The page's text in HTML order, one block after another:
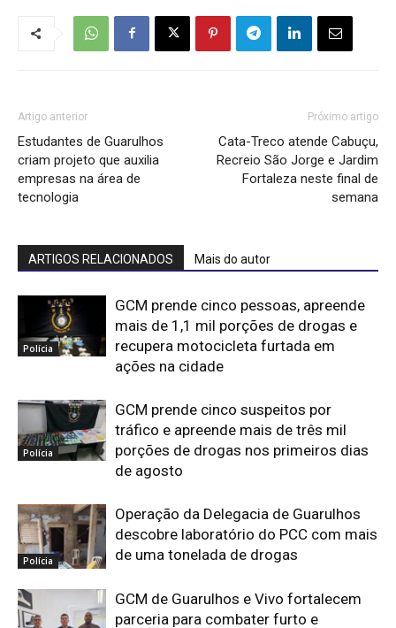
Artigo anterior
Estudantes de Guarulhos
criam projeto que auxilia
empresas na área de
tecnologia
Próximo artigo
Cata-Treco atende Cabuçu,
Recreio São Jorge e Jardim
Fortaleza neste final de
semana
ARTIGOS RELACIONADOS Mais do autor
Polícia
GCM prende cinco pessoas, apreende
mais de 1,1 mil porções de drogas e
recupera motocicleta furtada em
ações na cidade
Polícia
GCM prende cinco suspeitos por
tráfico e apreende mais de três mil
porções de drogas nos primeiros dias
de agosto
Polícia
Operação da Delegacia de Guarulhos
descobre laboratório do PCC com mais
de uma tonelada de drogas
GCM de Guarulhos e Vivo fortalecem
parceria para combater furto e